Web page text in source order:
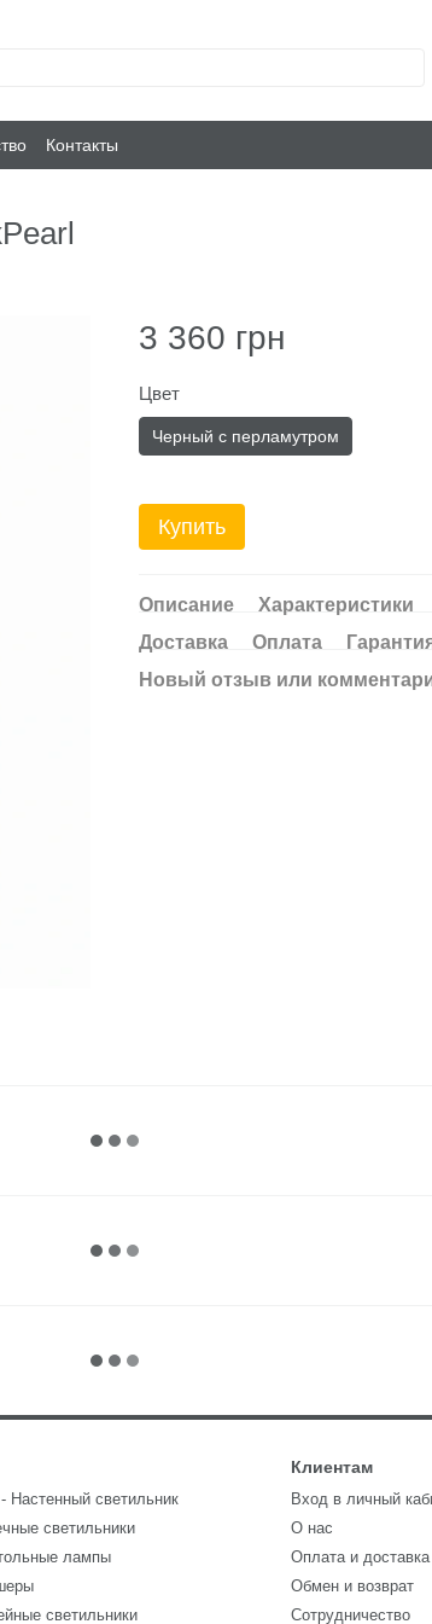
Контакты
3 360 грн
Цвет
Черный с перламутром
Купить
Описание
Характеристики
Доставка
Оплата
Новый отзыв или
Настенный светильник
светильники
лампы
светильники
Клиентам
Вход в личный
О нас
Оплата и доставка
Обмен и возврат
Сотрудничество